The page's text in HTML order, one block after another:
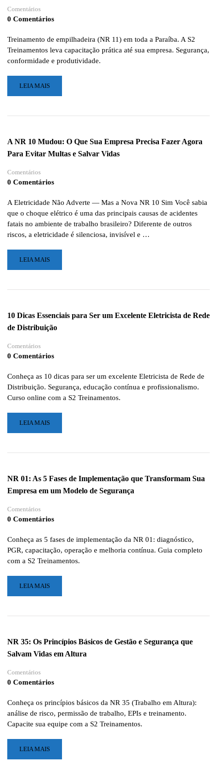
Comentários
0 Comentários
Treinamento de empilhadeira (NR 11) em toda a Paraíba. A S2
Treinamentos leva capacitação prática até sua empresa. Segurança,
conformidade e produtividade.
LEIA
MAIS
EMPILHADEIRAS:
DA
LOGÍSTICA
NÃO
PODE
DIRIGIDO
POR
ACASO
LEIA MAIS
A NR 10 Mudou: O Que Sua Empresa Precisa Fazer Agora
Para Evitar Multas e Salvar Vidas
Comentários
0 Comentários
A Eletricidade Não Adverte — Mas a Nova NR 10 Sim Você sabia
que o choque elétrico é uma das principais causas de acidentes
fatais no ambiente de trabalho brasileiro? Diferente de outros
riscos, a eletricidade é silenciosa, invisível e …
LEIA
MAIS
A
MUDOU:
O
SUA
EMPRESA
FAZER
AGORA
MULTAS
E
SALVAR
LEIA MAIS
10 Dicas Essenciais para Ser um Excelente Eletricista de Rede
de Distribuição
Comentários
0 Comentários
Conheça as 10 dicas para ser um excelente Eletricista de Rede de
Distribuição. Segurança, educação contínua e profissionalismo.
Curso online com a S2 Treinamentos.
LEIA
MAIS
10
PARA
SER
EXCELENTE
ELETRICISTA
REDE
DE
DISTRIBUIÇÃO
LEIA MAIS
NR 01: As 5 Fases de Implementação que Transformam Sua
Empresa em um Modelo de Segurança
Comentários
0 Comentários
Conheça as 5 fases de implementação da NR 01: diagnóstico,
PGR, capacitação, operação e melhoria contínua. Guia completo
com a S2 Treinamentos.
LEIA
MAIS
NR
5
FASES
IMPLEMENTAÇÃO
QUE
SUA
EMPRESA
EM
MODELO
DE
SEGURANÇA
LEIA MAIS
NR 35: Os Princípios Básicos de Gestão e Segurança que
Salvam Vidas em Altura
Comentários
0 Comentários
Conheça os princípios básicos da NR 35 (Trabalho em Altura):
análise de risco, permissão de trabalho, EPIs e treinamento.
Capacite sua equipe com a S2 Treinamentos.
LEIA
MAIS
LEIA MAIS